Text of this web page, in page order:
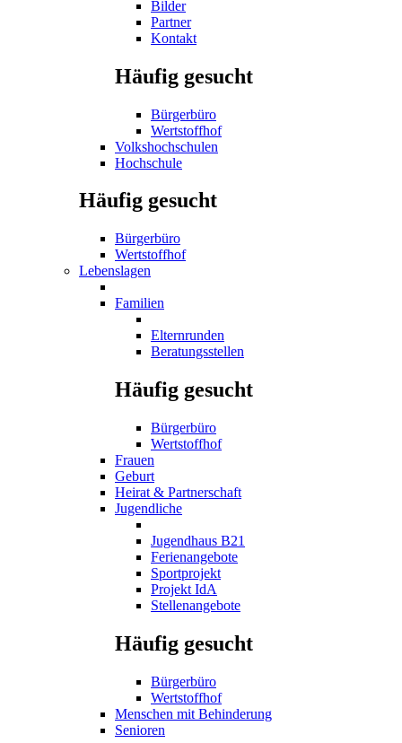
Bilder
Partner
Kontakt
Häufig gesucht
Bürgerbüro
Wertstoffhof
Volkshochschulen
Hochschule
Häufig gesucht
Bürgerbüro
Wertstoffhof
Lebenslagen
Familien
Elternrunden
Beratungsstellen
Häufig gesucht
Bürgerbüro
Wertstoffhof
Frauen
Geburt
Heirat & Partnerschaft
Jugendliche
Jugendhaus B21
Ferienangebote
Sportprojekt
Projekt IdA
Stellenangebote
Häufig gesucht
Bürgerbüro
Wertstoffhof
Menschen mit Behinderung
Senioren